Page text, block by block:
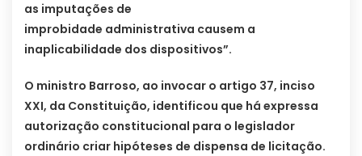
as imputações de
improbidade administrativa causem a
inaplicabilidade dos dispositivos”.
O ministro Barroso, ao invocar o artigo 37, inciso
XXI, da Constituição, identificou que há expressa
autorização constitucional para o legislador
ordinário criar hipóteses de dispensa de licitação.